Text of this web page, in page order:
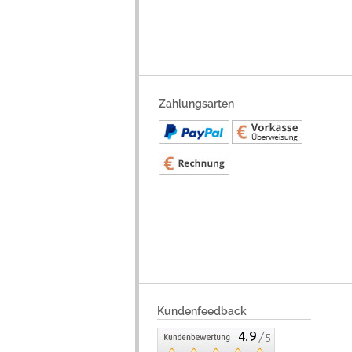
Zahlungsarten
Kundenfeedback